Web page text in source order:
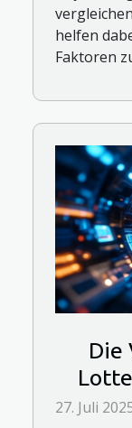
helfen
Faktoren
Die
27. Juli